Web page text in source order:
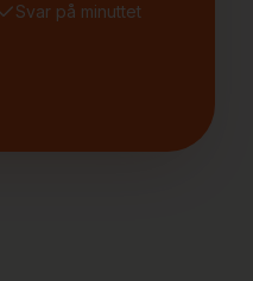
Svar på minuttet